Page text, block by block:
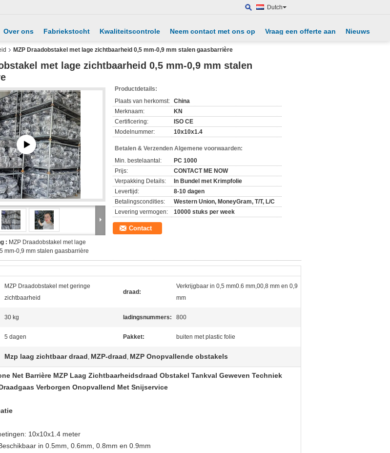
Dutch
Over ons Fabriekstocht Kwaliteitscontrole Neem contact met ons op Vraag een offerte aan Nieuws
MZP Draadobstakel met lage zichtbaarheid 0,5 mm-0,9 mm stalen gaasbarrière
met lage zichtbaarheid 0,5 mm-0,9 mm stalen
: MZP Draadobstakel met lage
mm-0,9 mm stalen gaasbarrière
Productdetails:
Plaats van herkomst: China
Merknaam:
KN
Certificering:
ISO CE
Modelnummer:
10x10x1.4
Betalen & Verzenden Algemene voorwaarden:
Min. bestelaantal:
PC 1000
Prijs:
CONTACT ME NOW
Verpakking Details:
In Bundel met Krimpfolie
Levertijd:
8-10 dagen
Betalingscondities:
Western Union, MoneyGram, T/T, L/C
Levering vermogen:
10000 stuks per week
Contact
MZP Draadobstakel met geringe
zichtbaarheid
draad:
Verkrijgbaar in 0,5 mm0.6 mm,00,8 mm en 0,9
mm
30 kg ladingsnummers: 800
5 dagen Pakket: buiten met plastic folie
Mzp laag zichtbaar draad, MZP-draad, MZP Onopvallende obstakels
Net Barrière MZP Laag Zichtbaarheidsdraad Obstakel Tankval Geweven Techniek
Verborgen Onopvallend Met Snijservice
10x10x1.4 meter
in 0.5mm, 0.6mm, 0.8mm en 0.9mm